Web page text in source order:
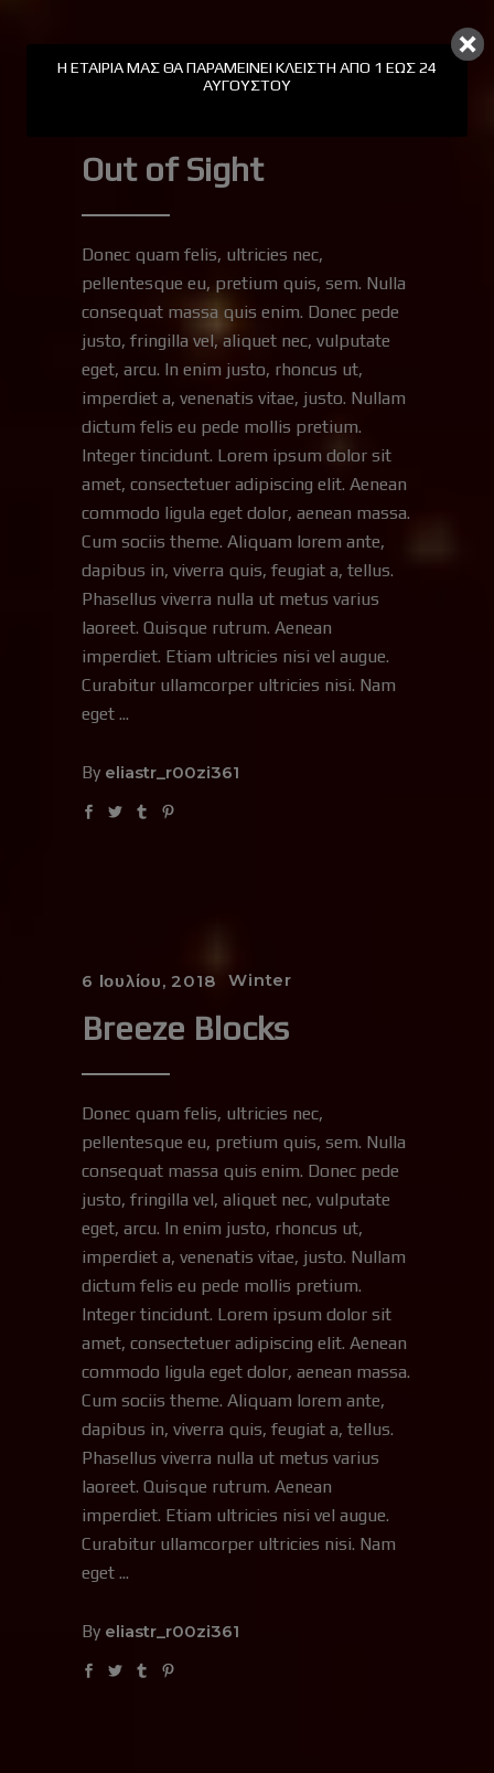
Out of Sight
Donec quam felis, ultricies nec,
pellentesque eu, pretium quis, sem. Nulla
consequat massa quis enim. Donec pede
justo, fringilla vel, aliquet nec, vulputate
eget, arcu. In enim justo, rhoncus ut,
imperdiet a, venenatis vitae, justo. Nullam
dictum felis eu pede mollis pretium.
Integer tincidunt. Lorem ipsum dolor sit
amet, consectetuer adipiscing elit. Aenean
commodo ligula eget dolor, aenean massa.
Cum sociis theme. Aliquam lorem ante,
dapibus in, viverra quis, feugiat a, tellus.
Phasellus viverra nulla ut metus varius
laoreet. Quisque rutrum. Aenean
imperdiet. Etiam ultricies nisi vel augue.
Curabitur ullamcorper ultricies nisi. Nam
eget
By eliastr_r00zi361
6 Ιουλίου, 2018 Winter
Breeze Blocks
Donec quam felis, ultricies nec,
pellentesque eu, pretium quis, sem. Nulla
consequat massa quis enim. Donec pede
justo, fringilla vel, aliquet nec, vulputate
eget, arcu. In enim justo, rhoncus ut,
imperdiet a, venenatis vitae, justo. Nullam
dictum felis eu pede mollis pretium.
Integer tincidunt. Lorem ipsum dolor sit
amet, consectetuer adipiscing elit. Aenean
commodo ligula eget dolor, aenean massa.
Cum sociis theme. Aliquam lorem ante,
dapibus in, viverra quis, feugiat a, tellus.
Phasellus viverra nulla ut metus varius
laoreet. Quisque rutrum. Aenean
imperdiet. Etiam ultricies nisi vel augue.
Curabitur ullamcorper ultricies nisi. Nam
eget
By eliastr_r00zi361
Η ΕΤΑΙΡΊΑ ΜΑΣ ΘΑ ΠΑΡΑΜΕΊΝΕΙ ΚΛΕΙΣΤΉ ΑΠΟ 1 ΕΩΣ 24
ΑΥΓΟΎΣΤΟΥ